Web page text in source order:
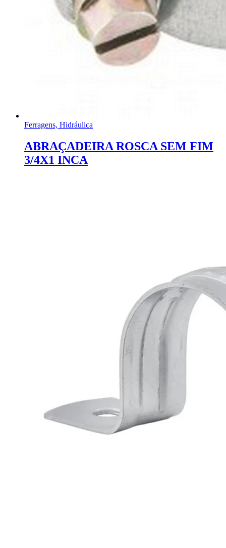
Ferragens, Hidráulica
ABRAÇADEIRA ROSCA SEM FIM
3/4X1 INCA